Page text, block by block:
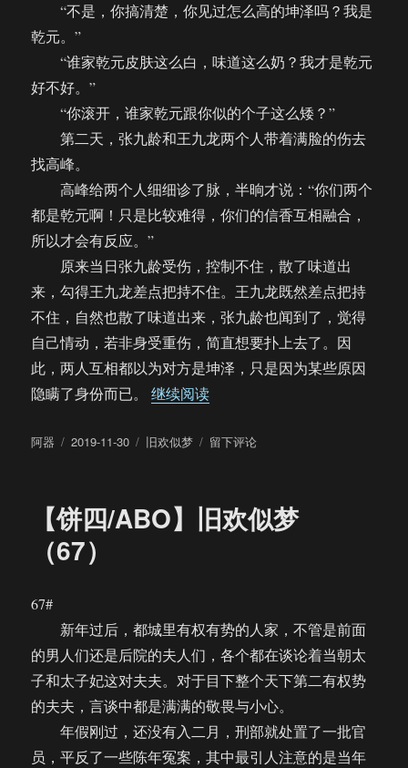
“不是，你搞清楚，你见过怎么高的坤泽吗？我是
乾元。”
“谁家乾元皮肤这么白，味道这么奶？我才是乾元
好不好。”
“你滚开，谁家乾元跟你似的个子这么矮？”
第二天，张九龄和王九龙两个人带着满脸的伤去
找高峰。
高峰给两个人细细诊了脉，半晌才说：“你们两个
都是乾元啊！只是比较难得，你们的信香互相融合，
所以才会有反应。”
原来当日张九龄受伤，控制不住，散了味道出
来，勾得王九龙差点把持不住。王九龙既然差点把持
不住，自然也散了味道出来，张九龄也闻到了，觉得
自己情动，若非身受重伤，简直想要扑上去了。因
此，两人互相都以为对方是坤泽，只是因为某些原因
隐瞒了身份而已。继续阅读“【饼四/ABO】旧欢似梦（完
作
阿器
发
2019-11-30
分
旧欢似梦
于
欢
似
留下评论
【饼四/ABO】旧欢似梦
（67）
67#
新年过后，都城里有权有势的人家，不管是前面
的男人们还是后院的夫人们，各个都在谈论着当朝太
子和太子妃这对夫夫。对于目下整个天下第二有权势
的夫夫，言谈中都是满满的敬畏与小心。
年假刚过，还没有入二月，刑部就处置了一批官
员，平反了一些陈年冤案，其中最引人注意的是当年